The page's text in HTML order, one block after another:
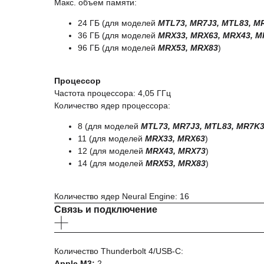
Макс. объем памяти:
24 ГБ (для моделей MTL73, MR7J3, MTL83,
36 ГБ (для моделей MRX33, MRX63, MRX43,
96 ГБ (для моделей MRX53, MRX83)
Процессор
Частота процессора: 4,05 ГГц
Количество ядер процессора:
8 (для моделей MTL73, MR7J3, MTL83, MR7K3
11 (для моделей MRX33, MRX63)
12 (для моделей MRX43, MRX73)
14 (для моделей MRX53, MRX83)
Количество ядер Neural Engine: 16
Связь и подключение
Количество Thunderbolt 4/USB‑C: